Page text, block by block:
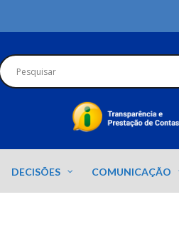
DECISÕES COMUNICAÇÃO